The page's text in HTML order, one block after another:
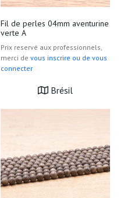
Fil de perles 04mm aventurine
verte A
Prix reservé aux professionnels,
merci de vous inscrire ou de vous
connecter
Brésil